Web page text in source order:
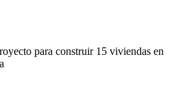
para construir 15 viviendas en